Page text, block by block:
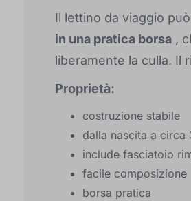
Il lettino da viaggio
in una pratica borsa ,
liberamente la culla. Il
Proprietà:
costruzione stabile
dalla nascita a circa
include fasciatoio
facile composizione
borsa pratica